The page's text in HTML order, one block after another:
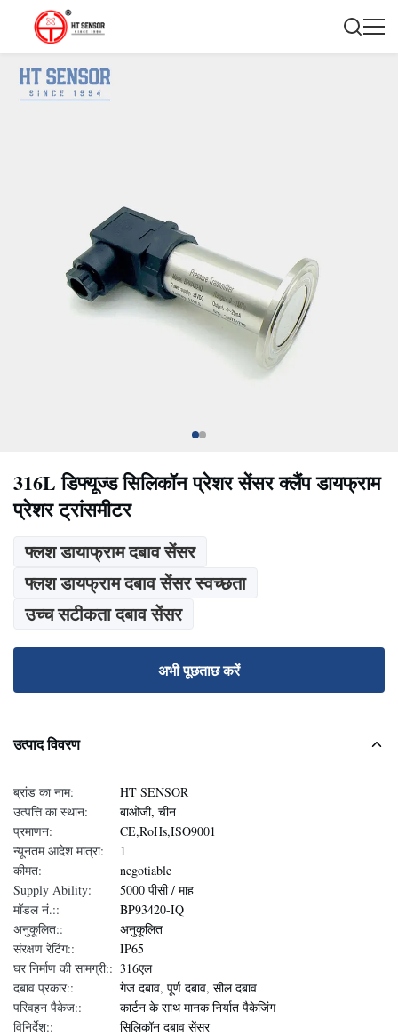
316L डिफ्यूज्ड सिलिकॉन प्रेशर सेंसर क्लैंप डायफ्राम
प्रेशर ट्रांसमीटर
फ्लश डायाफ्राम दबाव सेंसर
फ्लश डायफ्राम दबाव सेंसर स्वच्छता
उच्च सटीकता दबाव सेंसर
अभी पूछताछ करें
उत्पाद विवरण
ब्रांड का नाम:
HT SENSOR
उत्पत्ति का स्थान:
बाओजी, चीन
प्रमाणन:
CE,RoHs,ISO9001
न्यूनतम आदेश मात्रा:
1
कीमत:
negotiable
Supply Ability:
5000 पीसी / माह
मॉडल नं.::
BP93420-IQ
अनुकूलित::
अनुकूलित
संरक्षण रेटिंग::
IP65
घर निर्माण की सामग्री:: 316एल
दबाव प्रकार::
गेज दबाव, पूर्ण दबाव, सील दबाव
परिवहन पैकेज::
कार्टन के साथ मानक निर्यात पैकेजिंग
विनिर्देश::
सिलिकॉन दबाव सेंसर